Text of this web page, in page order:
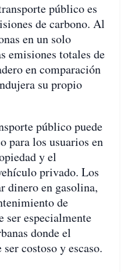
público es
de carbono. Al
en un solo
emisiones totales de
en comparación
su propio
público puede
para los usuarios en
y el
privado. Los
dinero en gasolina,
de
ser especialmente
donde el
costoso y escaso.